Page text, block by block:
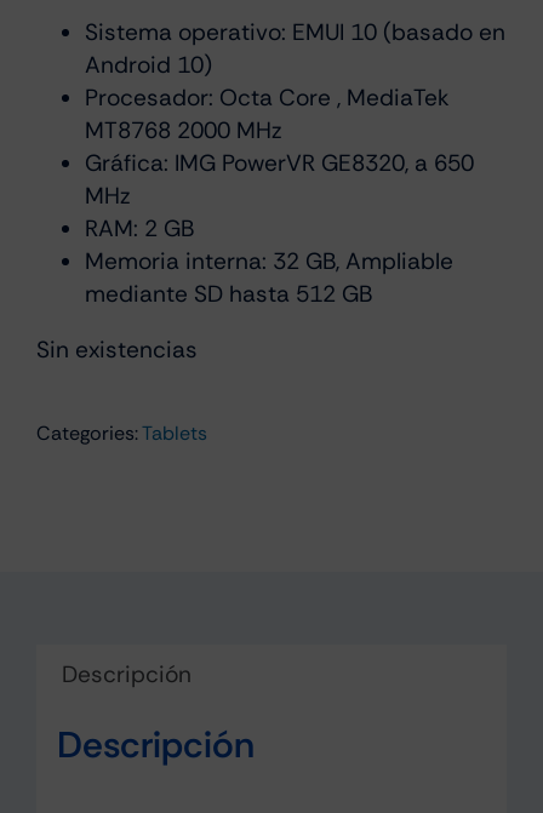
Sistema operativo: EMUI 10 (basado en
Android 10)
Procesador: Octa Core , MediaTek
MT8768 2000 MHz
Gráfica: IMG PowerVR GE8320, a 650
MHz
RAM: 2 GB
Memoria interna: 32 GB, Ampliable
mediante SD hasta 512 GB
Sin existencias
Categories:Tablets
Descripción
Descripción